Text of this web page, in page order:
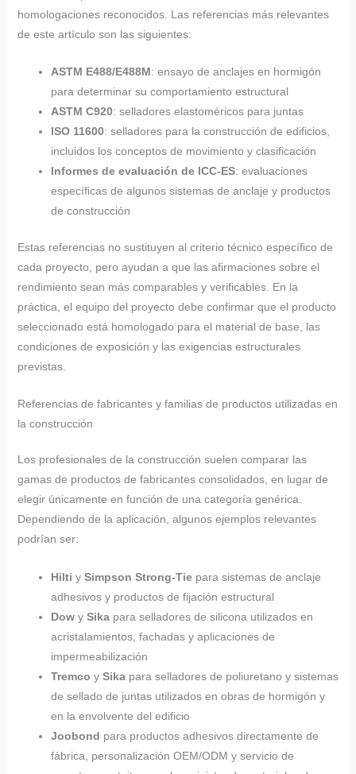
homologaciones reconocidos. Las referencias más relevantes
de este artículo son las siguientes:
ASTM E488/E488M: ensayo de anclajes en hormigón
para determinar su comportamiento estructural
ASTM C920: selladores elastoméricos para juntas
ISO 11600: selladores para la construcción de edificios,
incluidos los conceptos de movimiento y clasificación
Informes de evaluación de ICC-ES: evaluaciones
específicas de algunos sistemas de anclaje y productos
de construcción
Estas referencias no sustituyen al criterio técnico específico de
cada proyecto, pero ayudan a que las afirmaciones sobre el
rendimiento sean más comparables y verificables. En la
práctica, el equipo del proyecto debe confirmar que el producto
seleccionado está homologado para el material de base, las
condiciones de exposición y las exigencias estructurales
previstas.
Referencias de fabricantes y familias de productos utilizadas en
la construcción
Los profesionales de la construcción suelen comparar las
gamas de productos de fabricantes consolidados, en lugar de
elegir únicamente en función de una categoría genérica.
Dependiendo de la aplicación, algunos ejemplos relevantes
podrían ser:
Hilti y Simpson Strong-Tiepara sistemas de anclaje
adhesivos y productos de fijación estructural
Dowy Sikapara selladores de silicona utilizados en
acristalamientos, fachadas y aplicaciones de
impermeabilización
Tremco y Sikapara selladores de poliuretano y sistemas
de sellado de juntas utilizados en obras de hormigón y
en la envolvente del edificio
Joobond para productos adhesivos directamente de
fábrica, personalización OEM/ODM y servicio de